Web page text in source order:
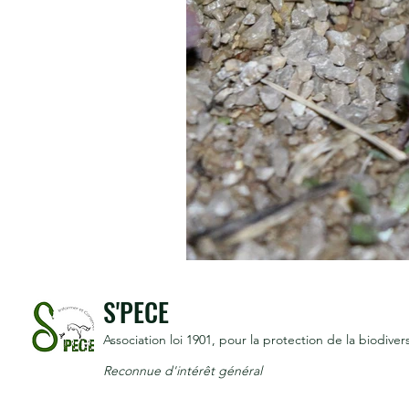
S'PECE
Association loi 1901, pour la protection de la
Reconnue d'intérêt général